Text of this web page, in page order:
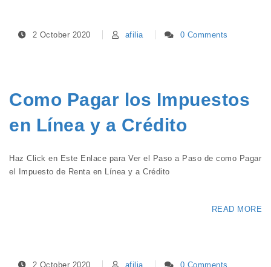
2 October 2020 afilia 0 Comments
Como Pagar los Impuestos
en Línea y a Crédito
Haz Click en Este Enlace para Ver el Paso a Paso de como Pagar
el Impuesto de Renta en Línea y a Crédito
READ MORE
2 October 2020 afilia 0 Comments